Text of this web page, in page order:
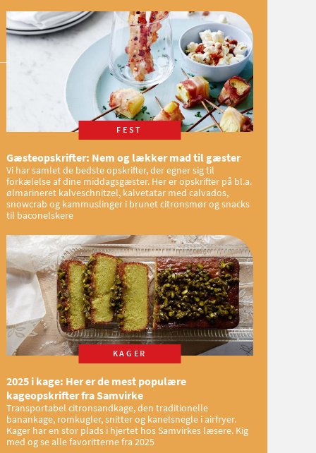
FEST
Gæsteopskrifter: Nem og lækker mad til gæster
Vi har samlet de bedste opskrifter, der egner sig til
forkælelse af dine middagsgæster. Her er opskrifter på bl.a.
ølmarineret kalveschnitzel, kalvetatar med calvados,
snowcrab og kammuslinger i brunet citronsmør og snacks
til baconelskere
KAGER
2025 i kage: Her er de mest populære
kageopskrifter fra Samvirke
Transportabel citronsandkage, den traditionelle
banankage, romkugler, snitter og kanelsnegle i airfryer.
Kager har en stor plads i hjertet hos Samvirkes læsere. Kig
med og se alle favoritterne fra 2025